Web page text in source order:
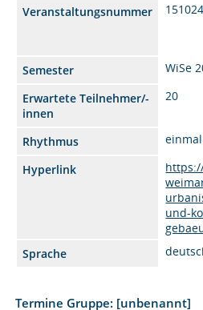
Veranstaltungsnummer
Semester
WiSe
Erwartete Teilnehmer/-
innen
20
Rhythmus
Hyperlink
und-
Sprache
Termine Gruppe: [unbenannt]